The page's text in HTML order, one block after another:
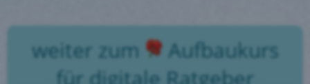
weiter zum
Aufbaukurs